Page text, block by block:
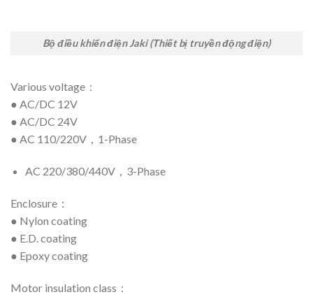
Bộ điều khiển điện Jaki (Thiết bị truyền động điện)
Various voltage：
● AC/DC 12V
● AC/DC 24V
● AC 110/220V，1-Phase
AC 220/380/440V，3-Phase
Enclosure：
● Nylon coating
● E.D. coating
● Epoxy coating
Motor insulation class：